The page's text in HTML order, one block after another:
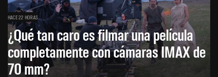
HACE 22 HORAS
¿Qué tan caro es filmar una película
completamente con cámaras IMAX de
70 mm?